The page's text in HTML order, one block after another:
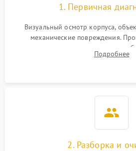
1. Первичная
Визуальный осмотр корпуса,
механические повреждения.
включение, считывание кодов
матрицы и затвора, проверка работы
Подробнее
2. Разборка и